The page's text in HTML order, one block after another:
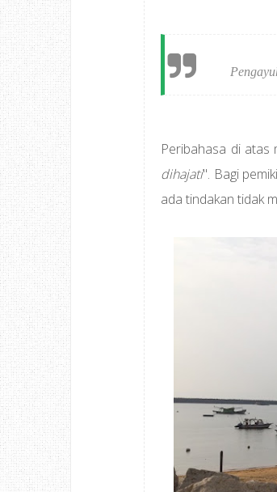
Peribahasa di atas
dihajati". Bagi
ada tindakan tidak